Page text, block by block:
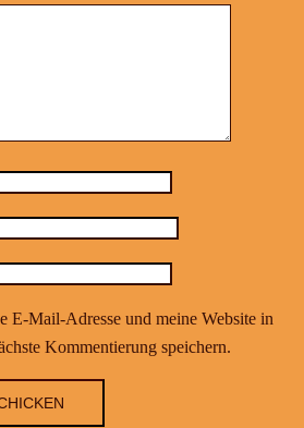
E-Mail-Adresse und meine Website in
Kommentierung speichern.